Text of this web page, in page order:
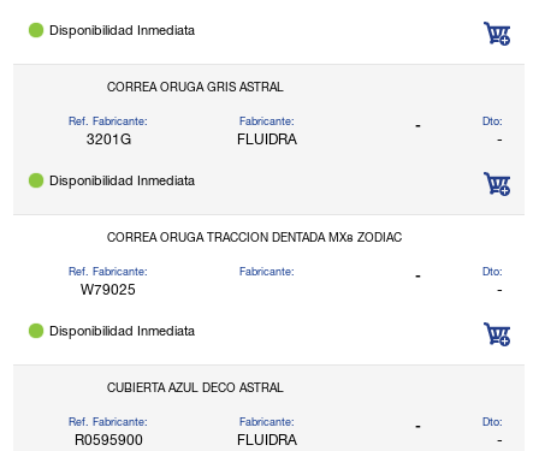
Disponibilidad Inmediata
CORREA ORUGA GRIS ASTRAL
Ref. Fabricante:
3201G
Fabricante:
FLUIDRA
- Dto:
-
Disponibilidad Inmediata
CORREA ORUGA TRACCION DENTADA MX8 ZODIAC
Ref. Fabricante:
W79025
Fabricante: - Dto:
-
Disponibilidad Inmediata
CUBIERTA AZUL DECO ASTRAL
Ref. Fabricante:
R0595900
Fabricante:
FLUIDRA
- Dto:
-